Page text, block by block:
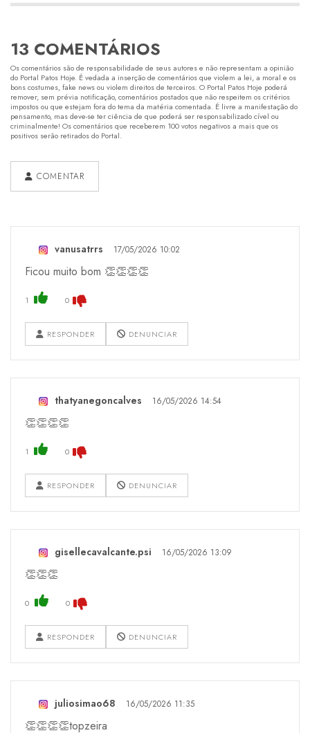
13 COMENTÁRIOS
Os comentários são de responsabilidade de seus autores e não representam a opinião
do Portal Patos Hoje. É vedada a inserção de comentários que violem a lei, a moral e os
bons costumes, fake news ou violem direitos de terceiros. O Portal Patos Hoje poderá
remover, sem prévia notificação, comentários postados que não respeitem os critérios
impostos ou que estejam fora do tema da matéria comentada. É livre a manifestação do
pensamento, mas deve-se ter ciência de que poderá ser responsabilizado cível ou
criminalmente! Os comentários que receberem 100 votos negativos a mais que os
positivos serão retirados do Portal.
COMENTAR
vanusatrrs 17/05/2026 10:02
Ficou muito bom 👏👏👏👏
1 0
RESPONDER DENUNCIAR
thatyanegoncalves 16/05/2026 14:54
👏👏👏👏
1 0
RESPONDER DENUNCIAR
gisellecavalcante.psi 16/05/2026 13:09
👏👏👏
0 0
RESPONDER DENUNCIAR
juliosimao68 16/05/2026 11:35
👏👏👏👏topzeira